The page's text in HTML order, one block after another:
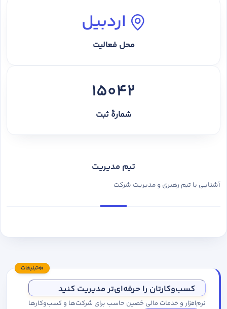
اردبیل
محل فعالیت
15042
شمارهٔ ثبت
تیم مدیریت
آشنایی با تیم رهبری و مدیریت شرکت
تبلیغات
کسب‌وکارتان را حرفه‌ای‌تر مدیریت کنید
نرم‌افزار و خدمات مالی حَصین حاسب برای شرکت‌ها و کسب‌وکارها